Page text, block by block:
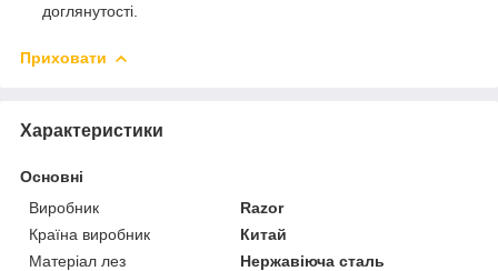
доглянутості.
Приховати
Характеристики
Основні
Виробник
Razor
Країна виробник
Китай
Матеріал лез
Нержавіюча сталь